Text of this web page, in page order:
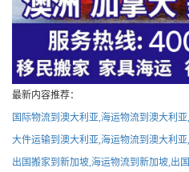
最新内容推荐：
国际物流到澳大利亚,海运物流到澳大利
大件运输到澳大利亚,海运物流到澳大利
出国搬家到新加坡,海运物流到新加坡,出